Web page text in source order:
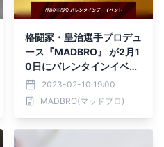
格闘家・皇治選手プロデュ
ース『MADBRO』 が2月1
0日にバレンタインイベン
トを発表。
2023-02-10 19:00
MADBRO(マッドブロ)